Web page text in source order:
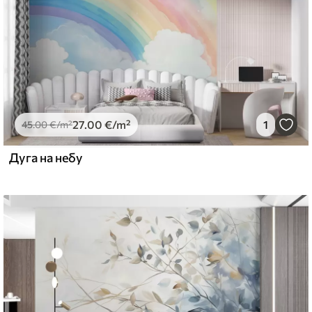
34.00€ /m²
and Stick
49.00€/m²
45.00€/m²27 .00 €/m² 1
Дуга на небу